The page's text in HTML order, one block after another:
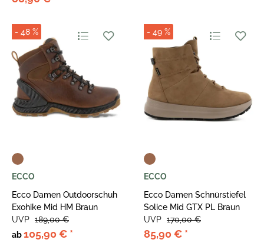
- 48 %
ECCO
Ecco Damen Outdoorschuh
Exohike Mid HM Braun
ab105,90 € *
UVP 189,00 €
- 49 %
ECCO
Ecco Damen Schnürstiefel
Solice Mid GTX PL Braun
85,90 € *
UVP 170,00 €